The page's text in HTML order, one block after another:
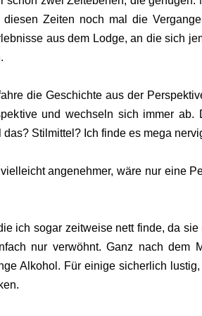
Zeiten noch mal die
aus dem Lodge, an die sich
die Geschichte aus der
und wechseln sich immer ab.
Stilmittel? Ich finde es mega
angenehmer, wäre nur eine
ich sogar zeitweise nett finde, da sie
nur verwöhnt. Ganz nach dem
Alkohol. Für einige sicherlich lustig,